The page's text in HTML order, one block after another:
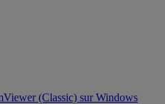
(Classic) sur Windows